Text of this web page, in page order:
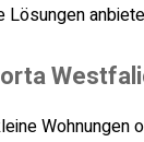
Wohnungen